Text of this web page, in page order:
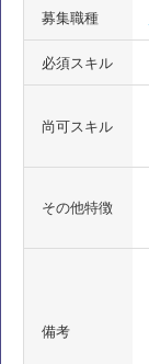
募集職種
必須スキル
尚可スキル
その他特徴
備考